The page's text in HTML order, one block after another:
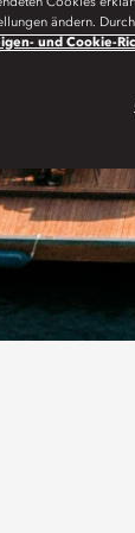
ändern.
und Cookie-